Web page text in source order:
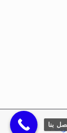
.
بنا